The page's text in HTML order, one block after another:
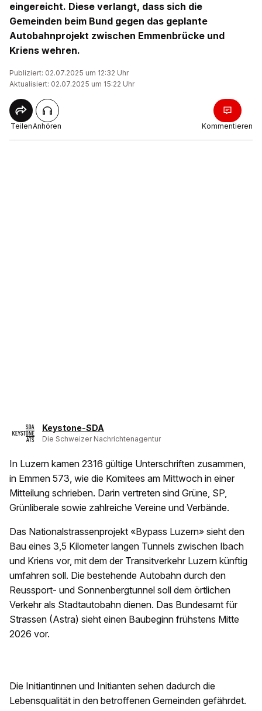
eingereicht. Diese verlangt, dass sich die
Gemeinden beim Bund gegen das geplante
Autobahnprojekt zwischen Emmenbrücke und
Kriens wehren.
Publiziert: 02.07.2025 um 12:32 Uhr
Aktualisiert: 02.07.2025 um 15:22 Uhr
TeilenAnhören Kommentieren
Keystone-SDA
Die Schweizer Nachrichtenagentur
In Luzern kamen 2316 gültige Unterschriften zusammen,
in Emmen 573, wie die Komitees am Mittwoch in einer
Mitteilung schrieben. Darin vertreten sind Grüne, SP,
Grünliberale sowie zahlreiche Vereine und Verbände.
Das Nationalstrassenprojekt «Bypass Luzern» sieht den
Bau eines 3,5 Kilometer langen Tunnels zwischen Ibach
und Kriens vor, mit dem der Transitverkehr Luzern künftig
umfahren soll. Die bestehende Autobahn durch den
Reussport- und Sonnenbergtunnel soll dem örtlichen
Verkehr als Stadtautobahn dienen. Das Bundesamt für
Strassen (Astra) sieht einen Baubeginn frühstens Mitte
2026 vor.
Die Initiantinnen und Initianten sehen dadurch die
Lebensqualität in den betroffenen Gemeinden gefährdet.